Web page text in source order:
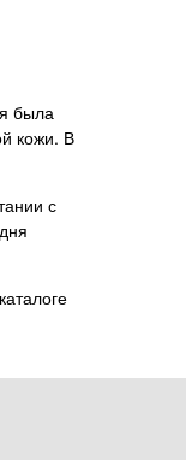
была
кожи. В
с